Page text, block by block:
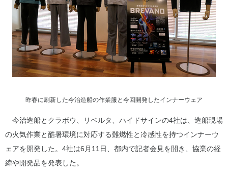
昨春に刷新した今治造船の作業服と今回開発したインナーウェア
今治造船とクラボウ、リベルタ、ハイドサインの4社は、造船現場
の火気作業と酷暑環境に対応する難燃性と冷感性を持つインナーウ
ェアを開発した。4社は6月11日、都内で記者会見を開き、協業の経
緯や開発品を発表した。